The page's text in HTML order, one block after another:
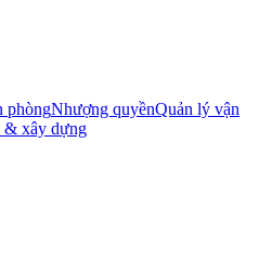
phòngNhượng quyềnQuản lý vận
& xây dựng